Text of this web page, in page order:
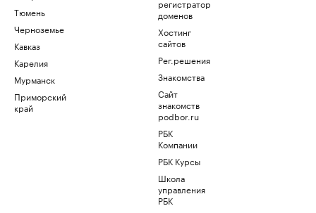
Тюмень
Черноземье
Кавказ
Карелия
Мурманск
Приморский
край
регистратор
доменов
Хостинг
сайтов
Рег.решения
Знакомства
Сайт
знакомств
podbor.ru
РБК
Компании
РБК Курсы
Школа
управления
РБК